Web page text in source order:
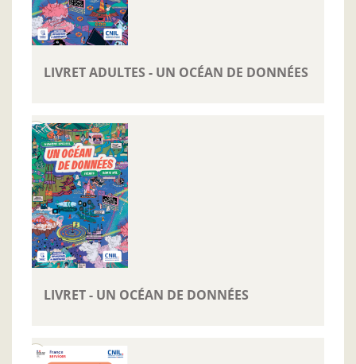
LIVRET ADULTES - UN OCÉAN DE DONNÉES
LIVRET - UN OCÉAN DE DONNÉES